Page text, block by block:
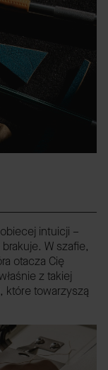
intuicji –
W szafie,
otacza Cię
z takiej
które towarzyszą